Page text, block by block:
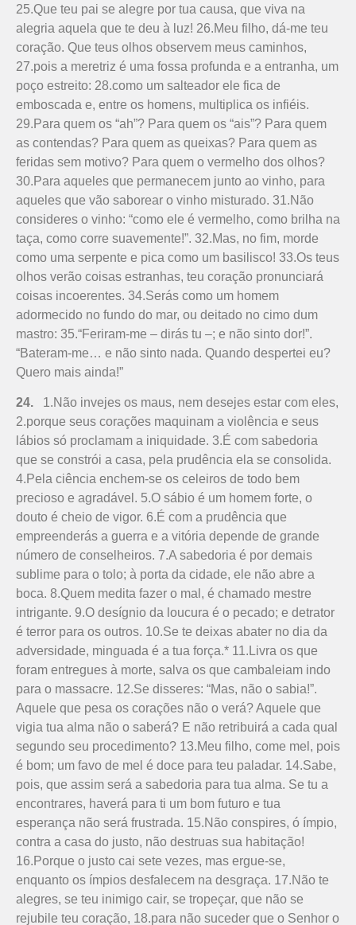
25.Que teu pai se alegre por tua causa, que viva na
alegria aquela que te deu à luz! 26.Meu filho, dá-me teu
coração. Que teus olhos observem meus caminhos,
27.pois a meretriz é uma fossa profunda e a entranha, um
poço estreito: 28.como um salteador ele fica de
emboscada e, entre os homens, multiplica os infiéis.
29.Para quem os “ah”? Para quem os “ais”? Para quem
as contendas? Para quem as queixas? Para quem as
feridas sem motivo? Para quem o vermelho dos olhos?
30.Para aqueles que permanecem junto ao vinho, para
aqueles que vão saborear o vinho misturado. 31.Não
consideres o vinho: “como ele é vermelho, como brilha na
taça, como corre suavemente!”. 32.Mas, no fim, morde
como uma serpente e pica como um basilisco! 33.Os teus
olhos verão coisas estranhas, teu coração pronunciará
coisas incoerentes. 34.Serás como um homem
adormecido no fundo do mar, ou deitado no cimo dum
mastro: 35.“Feriram-me – dirás tu –; e não sinto dor!”.
“Bateram-me… e não sinto nada. Quando despertei eu?
Quero mais ainda!”
24. 1.Não invejes os maus, nem desejes estar com eles,
2.porque seus corações maquinam a violência e seus
lábios só proclamam a iniquidade. 3.É com sabedoria
que se constrói a casa, pela prudência ela se consolida.
4.Pela ciência enchem-se os celeiros de todo bem
precioso e agradável. 5.O sábio é um homem forte, o
douto é cheio de vigor. 6.É com a prudência que
empreenderás a guerra e a vitória depende de grande
número de conselheiros. 7.A sabedoria é por demais
sublime para o tolo; à porta da cidade, ele não abre a
boca. 8.Quem medita fazer o mal, é chamado mestre
intrigante. 9.O desígnio da loucura é o pecado; e detrator
é terror para os outros. 10.Se te deixas abater no dia da
adversidade, minguada é a tua força.* 11.Livra os que
foram entregues à morte, salva os que cambaleiam indo
para o massacre. 12.Se disseres: “Mas, não o sabia!”.
Aquele que pesa os corações não o verá? Aquele que
vigia tua alma não o saberá? E não retribuirá a cada qual
segundo seu procedimento? 13.Meu filho, come mel, pois
é bom; um favo de mel é doce para teu paladar. 14.Sabe,
pois, que assim será a sabedoria para tua alma. Se tu a
encontrares, haverá para ti um bom futuro e tua
esperança não será frustrada. 15.Não conspires, ó ímpio,
contra a casa do justo, não destruas sua habitação!
16.Porque o justo cai sete vezes, mas ergue-se,
enquanto os ímpios desfalecem na desgraça. 17.Não te
alegres, se teu inimigo cair, se tropeçar, que não se
rejubile teu coração, 18.para não suceder que o Senhor o